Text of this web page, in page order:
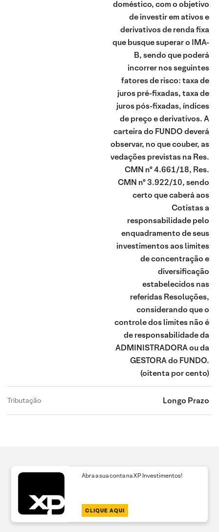
doméstico, com o objetivo
de investir em ativos e
derivativos de renda fixa
que busque superar o IMA-
B, sendo que poderá
incorrer nos seguintes
fatores de risco: taxa de
juros pré-fixadas, taxa de
juros pós-fixadas, índices
de preço e derivativos. A
carteira do FUNDO deverá
observar, no que couber, as
vedações previstas na Res.
CMN nº 4.661/18, Res.
CMN nº 3.922/10, sendo
certo que caberá aos
Cotistas a
responsabilidade pelo
enquadramento de seus
investimentos aos limites
de concentração e
diversificação
estabelecidos nas
referidas Resoluções,
considerando que o
controle dos limites não é
de responsabilidade da
ADMINISTRADORA ou da
GESTORA do FUNDO.
(oitenta por cento)
Tributação Longo Prazo
Abra a sua conta na XP Investimentos!
CLIQUE AQUI